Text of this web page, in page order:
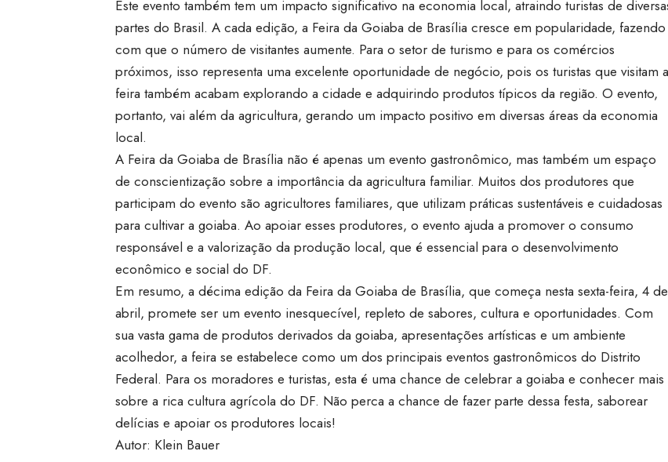
Este evento também tem um impacto significativo na economia local, atraindo turistas de
partes do Brasil. A cada edição, a Feira da Goiaba de Brasília cresce em popularidade, fazendo
com que o número de visitantes aumente. Para o setor de turismo e para os comércios
próximos, isso representa uma excelente oportunidade de negócio, pois os turistas que visitam a
feira também acabam explorando a cidade e adquirindo produtos típicos da região. O evento,
portanto, vai além da agricultura, gerando um impacto positivo em diversas áreas da economia
local.
A Feira da Goiaba de Brasília não é apenas um evento gastronômico, mas também um espaço
de conscientização sobre a importância da agricultura familiar. Muitos dos produtores que
participam do evento são agricultores familiares, que utilizam práticas sustentáveis e cuidadosas
para cultivar a goiaba. Ao apoiar esses produtores, o evento ajuda a promover o consumo
responsável e a valorização da produção local, que é essencial para o desenvolvimento
econômico e social do DF.
Em resumo, a décima edição da Feira da Goiaba de Brasília, que começa nesta sexta-feira, 4 de
abril, promete ser um evento inesquecível, repleto de sabores, cultura e oportunidades. Com
sua vasta gama de produtos derivados da goiaba, apresentações artísticas e um ambiente
acolhedor, a feira se estabelece como um dos principais eventos gastronômicos do Distrito
Federal. Para os moradores e turistas, esta é uma chance de celebrar a goiaba e conhecer mais
sobre a rica cultura agrícola do DF. Não perca a chance de fazer parte dessa festa, saborear
delícias e apoiar os produtores locais!
Autor: Klein Bauer